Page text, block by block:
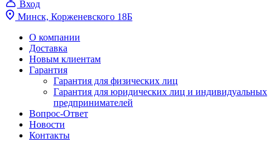
Вход
Минск, Корженевского 18Б
О компании
Доставка
Новым клиентам
Гарантия
Гарантия для физических лиц
Гарантия для юридических лиц и индивидуальных
предпринимателей
Вопрос-Ответ
Новости
Контакты